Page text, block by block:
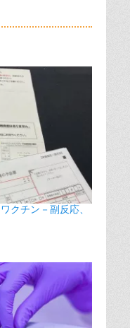
クチン－副反応、